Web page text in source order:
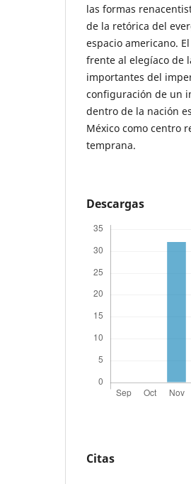
las formas
de la retórica del
espacio americano.
frente al elegíaco de
importantes del
configuración de un
dentro de la nación
México como centro
temprana.
Descargas
Citas